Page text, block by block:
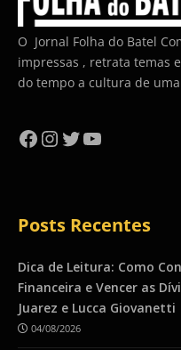
O Jornal Folha do Batel
impressas , retrata temas
do tempo a cultura de
Facebook
Instagram
Twitter
YouTube
Posts Recentes
Dica de Leitura: Como
Financeira e Vencer as
Juarez e Lucca Giovanetti
04/08/2026